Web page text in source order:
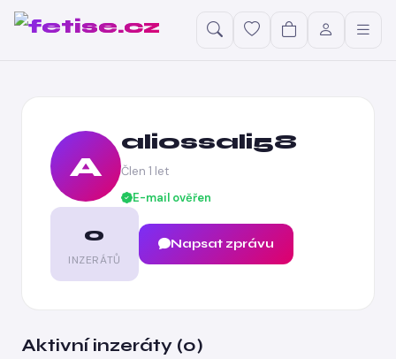
A
aliossali58
Člen 1 let
E-mail ověřen
0
INZERÁTŮ
Napsat zprávu
Aktivní inzeráty (0)